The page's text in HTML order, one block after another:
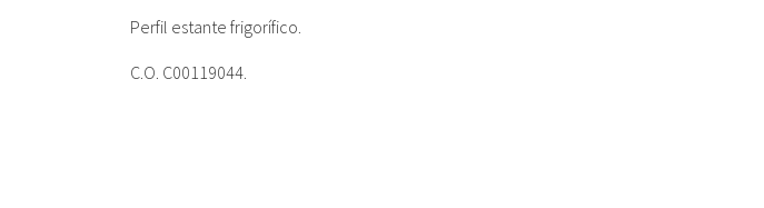
Perfil estante frigorífico.
C.O. C00119044.